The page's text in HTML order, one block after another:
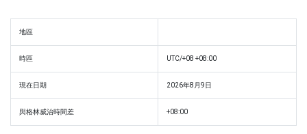
地區
時區 UTC/+08 +08:00
現在日期 2026年8月9日
與格林威治時間差 +08:00